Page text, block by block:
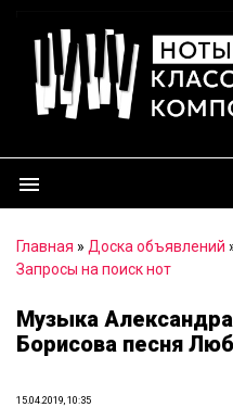
menu
Главная » Доска объявлений
Запросы на поиск нот
Музыка
Борисова песня
15.04.2019, 10:35